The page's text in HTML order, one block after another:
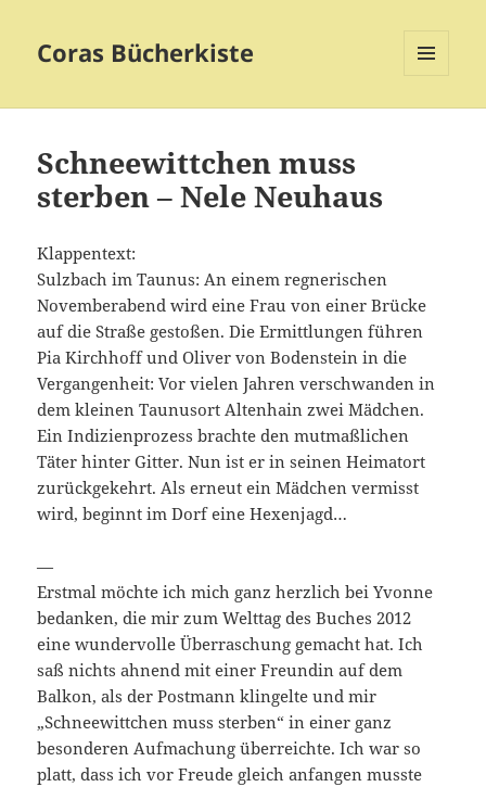
Coras Bücherkiste
Schneewittchen muss
sterben – Nele Neuhaus
Klappentext:
Sulzbach im Taunus: An einem regnerischen
Novemberabend wird eine Frau von einer Brücke
auf die Straße gestoßen. Die Ermittlungen führen
Pia Kirchhoff und Oliver von Bodenstein in die
Vergangenheit: Vor vielen Jahren verschwanden in
dem kleinen Taunusort Altenhain zwei Mädchen.
Ein Indizienprozess brachte den mutmaßlichen
Täter hinter Gitter. Nun ist er in seinen Heimatort
zurückgekehrt. Als erneut ein Mädchen vermisst
wird, beginnt im Dorf eine Hexenjagd…
—
Erstmal möchte ich mich ganz herzlich bei Yvonne
bedanken, die mir zum Welttag des Buches 2012
eine wundervolle Überraschung gemacht hat. Ich
saß nichts ahnend mit einer Freundin auf dem
Balkon, als der Postmann klingelte und mir
„Schneewittchen muss sterben“ in einer ganz
besonderen Aufmachung überreichte. Ich war so
platt, dass ich vor Freude gleich anfangen musste